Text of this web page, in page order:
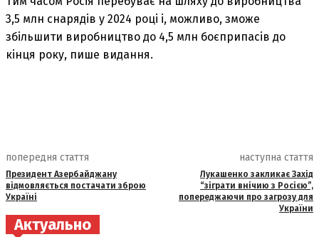
3,5 млн снарядів у 2024 році і, можливо, зможе
збільшити виробництво до 4,5 млн боєприпасів до
кінця року, пише видання.
попередня стаття
Президент Азербайджану
відмовляється постачати зброю
Україні
наступна стаття
Лукашенко закликає Захід
“зіграти внічию з Росією”,
попереджаючи про загрозу для
України
Актуально